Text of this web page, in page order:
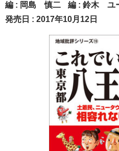
編 : 岡島 慎二 編 : 鈴木 ユ
発売日 : 2017年10月12日